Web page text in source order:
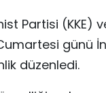
Partisi (KKE)
günü
düzenledi.